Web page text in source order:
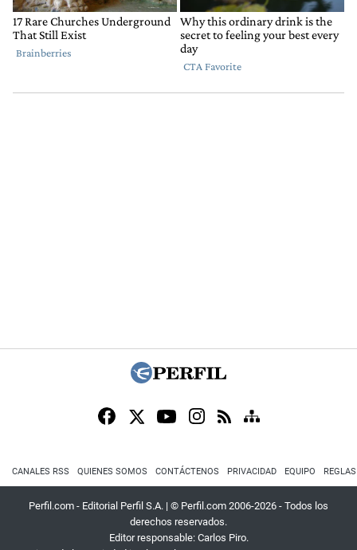
CANALES RSS QUIENES SOMOS CONTÁCTENOS PRIVACIDAD EQUIPO
Perfil.com - Editorial Perfil S.A. | © Perfil.com 2006-2026 - Todos los
derechos reservados.
Editor responsable: Carlos Piro.